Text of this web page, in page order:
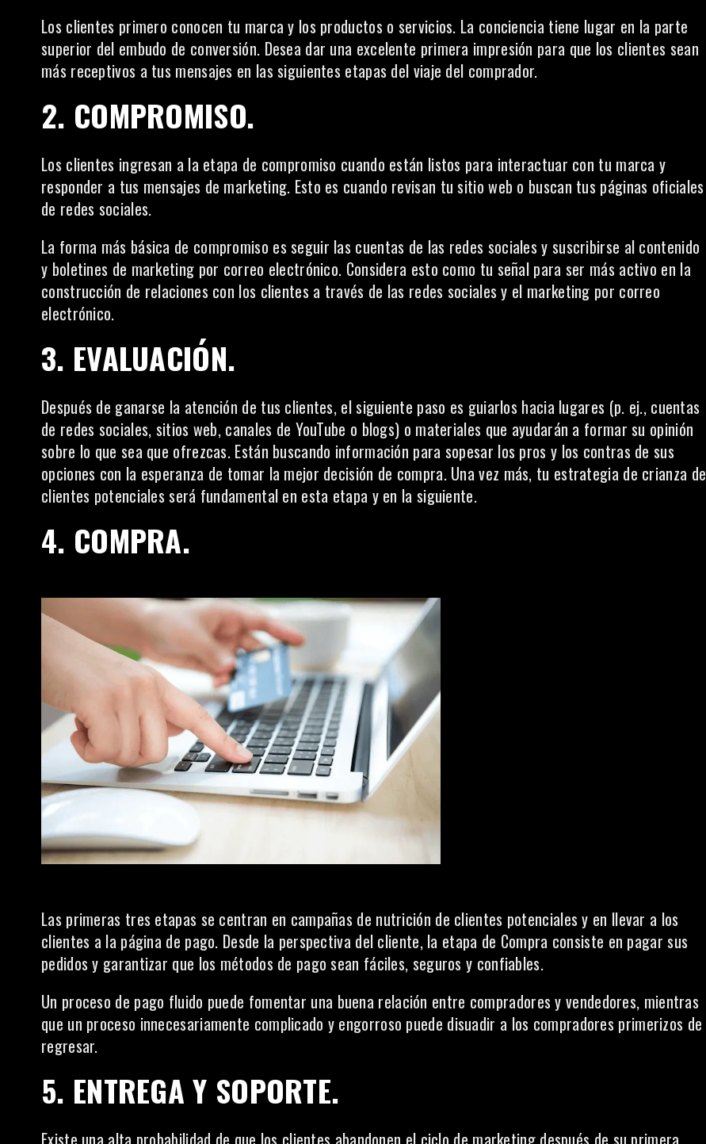
Los clientes primero conocen tu marca y los productos o servicios. La conciencia tiene lugar en la parte
superior del embudo de conversión. Desea dar una excelente primera impresión para que los clientes sean
más receptivos a tus mensajes en las siguientes etapas del viaje del comprador.
2. COMPROMISO.
Los clientes ingresan a la etapa de compromiso cuando están listos para interactuar con tu marca y
responder a tus mensajes de marketing. Esto es cuando revisan tu sitio web o buscan tus páginas oficiales
de redes sociales.
La forma más básica de compromiso es seguir las cuentas de las redes sociales y suscribirse al contenido
y boletines de marketing por correo electrónico. Considera esto como tu señal para ser más activo en la
construcción de relaciones con los clientes a través de las redes sociales y el marketing por correo
electrónico.
3. EVALUACIÓN.
Después de ganarse la atención de tus clientes, el siguiente paso es guiarlos hacia lugares (p. ej., cuentas
de redes sociales, sitios web, canales de YouTube o blogs) o materiales que ayudarán a formar su opinión
sobre lo que sea que ofrezcas. Están buscando información para sopesar los pros y los contras de sus
opciones con la esperanza de tomar la mejor decisión de compra. Una vez más, tu estrategia de crianza de
clientes potenciales será fundamental en esta etapa y en la siguiente.
4. COMPRA.
Las primeras tres etapas se centran en campañas de nutrición de clientes potenciales y en llevar a los
clientes a la página de pago. Desde la perspectiva del cliente, la etapa de Compra consiste en pagar sus
pedidos y garantizar que los métodos de pago sean fáciles, seguros y confiables.
Un proceso de pago fluido puede fomentar una buena relación entre compradores y vendedores, mientras
que un proceso innecesariamente complicado y engorroso puede disuadir a los compradores primerizos de
regresar.
5. ENTREGA Y SOPORTE.
Existe una alta probabilidad de que los clientes abandonen el ciclo de marketing después de su primera